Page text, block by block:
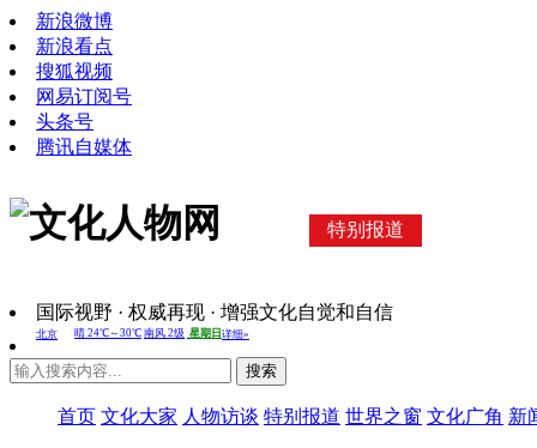
新浪微博
新浪看点
搜狐视频
网易订阅号
头条号
腾讯自媒体
特别报道
国际视野 · 权威再现 · 增强文化自觉和自信
搜索
首页 文化大家 人物访谈 特别报道 世界之窗 文化广角 新